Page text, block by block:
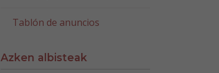
Tablón de anuncios
Azken albisteak